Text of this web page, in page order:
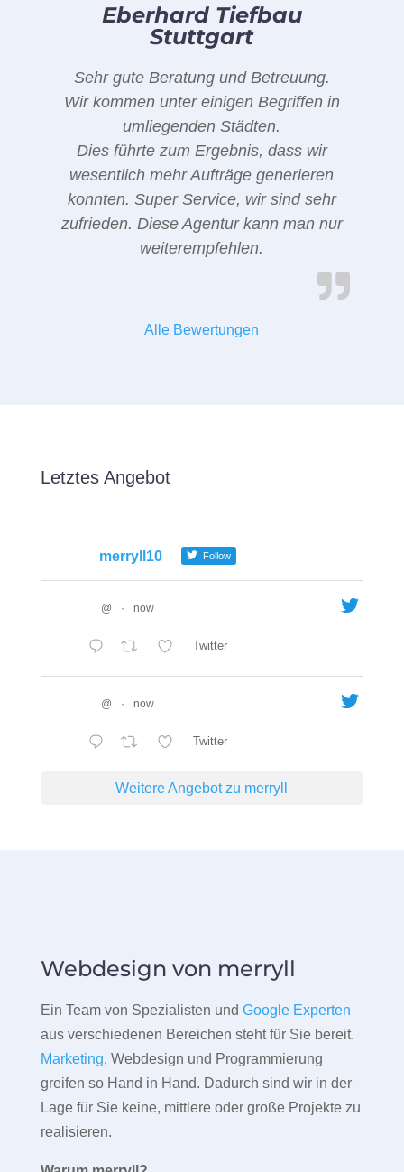
Eberhard Tiefbau
Stuttgart
Sehr gute Beratung und Betreuung.
Wir kommen unter einigen Begriffen in
umliegenden Städten.
Dies führte zum Ergebnis, dass wir
wesentlich mehr Aufträge generieren
konnten. Super Service, wir sind sehr
zufrieden. Diese Agentur kann man nur
weiterempfehlen.
Alle Bewertungen
Letztes Angebot
merryll10 Follow
@ · now
Twitter
@ · now
Twitter
Weitere Angebot zu merryll
Webdesign von merryll
Ein Team von Spezialisten und Google Experten
aus verschiedenen Bereichen steht für Sie bereit.
Marketing, Webdesign und Programmierung
greifen so Hand in Hand. Dadurch sind wir in der
Lage für Sie keine, mittlere oder große Projekte zu
realisieren.